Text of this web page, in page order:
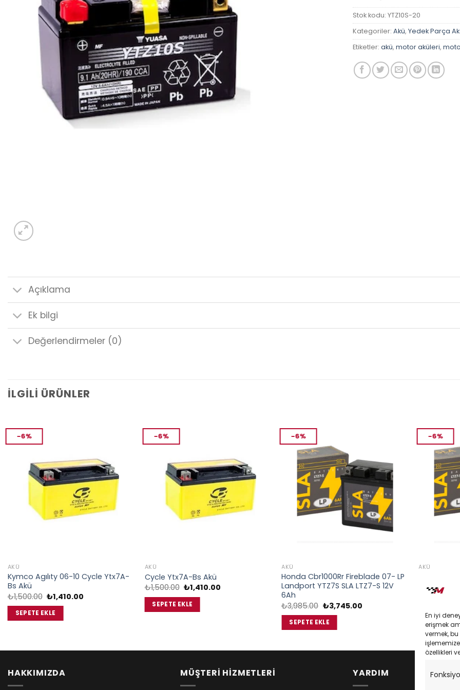
En iyi
erişmek
vermek,
özellikleri
Stok kodu: YTZ10S-20
Kategoriler: Akü, Yedek Parça
Etiketler: akü, motor aküleri,
Açıklama
Ek bilgi
Değerlendirmeler (0)
İLGILI ÜRÜNLER
-6%
AKÜ
Kymco Agılıty 06-10 Cycle Ytx7A-
Bs Akü
₺1,500.00 Orijinal
fiyat:
₺1,500.00.
₺1,410.00
SEPETE EKLE
-6%
AKÜ
Cycle Ytx7A-Bs Akü
₺1,500.00 Orijinal
fiyat:
₺1,500.00.
₺1,410.00Şu
SEPETE EKLE
-6%
AKÜ
Honda Cbr1000Rr Fireblade 07- LP
Landport YTZ7S SLA LTZ7-S 12V
6Ah
₺3,985.00 Orijinal
fiyat:
₺3,985.00.
₺3,745.00Şu
SEPETE EKLE
-6%
AKÜ
Landport
6Ah
SEPETE
HAKKIMIZDA MÜŞTERİ HİZMETLERİ YARDIM